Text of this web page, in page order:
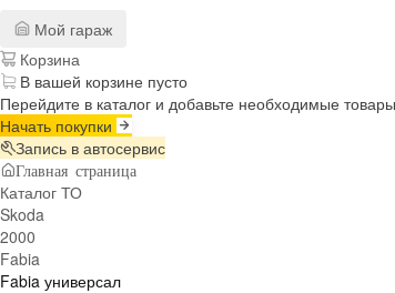
Мой гараж
Корзина
В вашей корзине пусто
Перейдите в каталог и добавьте необходимые
Начать покупки
Запись в автосервис
Главная страница
Каталог ТО
Skoda
2000
Fabia
Fabia универсал